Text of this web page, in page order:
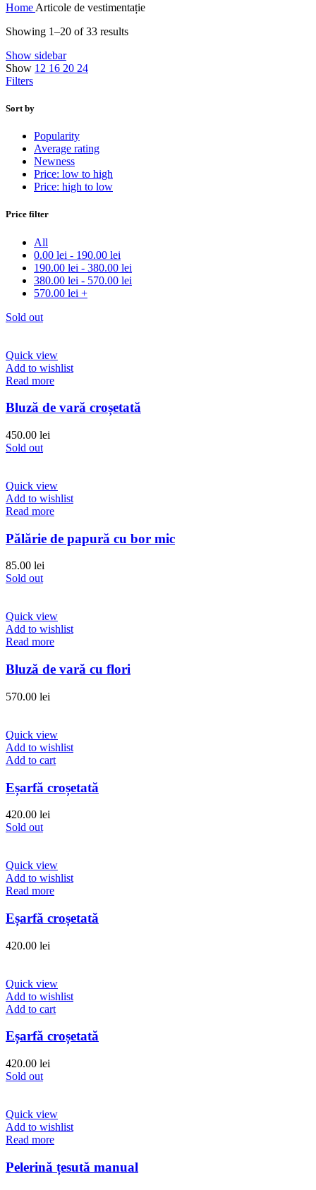
Home Articole de vestimentație
Showing 1–20 of 33 results
Show sidebar
Show 12 16 20 24
Filters
Sort by
Popularity
Average rating
Newness
Price: low to high
Price: high to low
Price filter
All
0.00 lei - 190.00 lei
190.00 lei - 380.00 lei
380.00 lei - 570.00 lei
570.00 lei +
Sold out
Quick view
Add to wishlist
Read more
Bluză de vară croșetată
450.00 lei
Sold out
Quick view
Add to wishlist
Read more
Pălărie de papură cu bor mic
85.00 lei
Sold out
Quick view
Add to wishlist
Read more
Bluză de vară cu flori
570.00 lei
Quick view
Add to wishlist
Add to cart
Eșarfă croșetată
420.00 lei
Sold out
Quick view
Add to wishlist
Read more
Eșarfă croșetată
420.00 lei
Quick view
Add to wishlist
Add to cart
Eșarfă croșetată
420.00 lei
Sold out
Quick view
Add to wishlist
Read more
Pelerină țesută manual